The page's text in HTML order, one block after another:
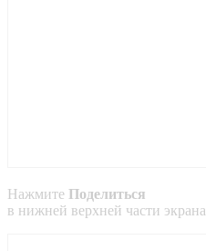
Нажмите Поделиться
в нижней верхней части экрана